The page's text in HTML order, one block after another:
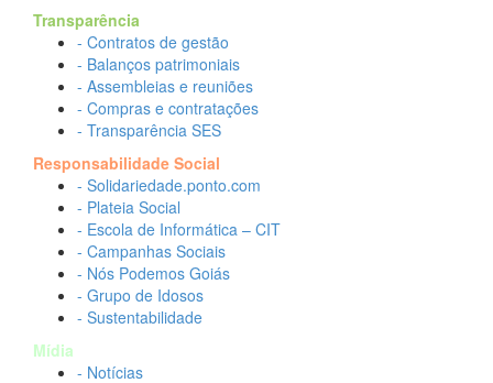
Transparência
- Contratos de gestão
- Balanços patrimoniais
- Assembleias e reuniões
- Compras e contratações
- Transparência SES
Responsabilidade Social
- Solidariedade.ponto.com
- Plateia Social
- Escola de Informática – CIT
- Campanhas Sociais
- Nós Podemos Goiás
- Grupo de Idosos
- Sustentabilidade
Mídia
- Notícias